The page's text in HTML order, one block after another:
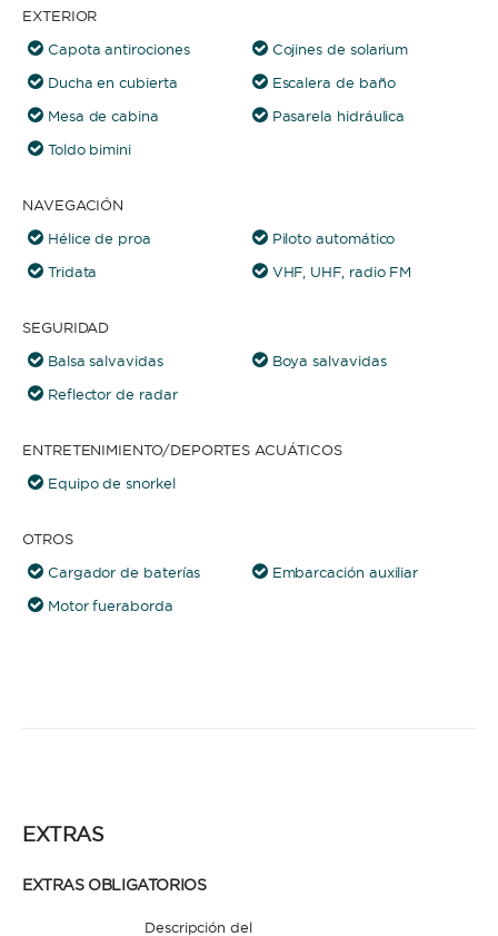
EXTERIOR
Capota antirociones
Cojines de solarium
Ducha en cubierta
Escalera de baño
Mesa de cabina
Pasarela hidráulica
Toldo bimini
NAVEGACIÓN
Hélice de proa
Piloto automático
Tridata
VHF, UHF, radio FM
SEGURIDAD
Balsa salvavidas
Boya salvavidas
Reflector de radar
ENTRETENIMIENTO/DEPORTES ACUÁTICOS
Equipo de snorkel
OTROS
Cargador de baterías
Embarcación auxiliar
Motor fueraborda
EXTRAS
EXTRAS OBLIGATORIOS
Descripción del